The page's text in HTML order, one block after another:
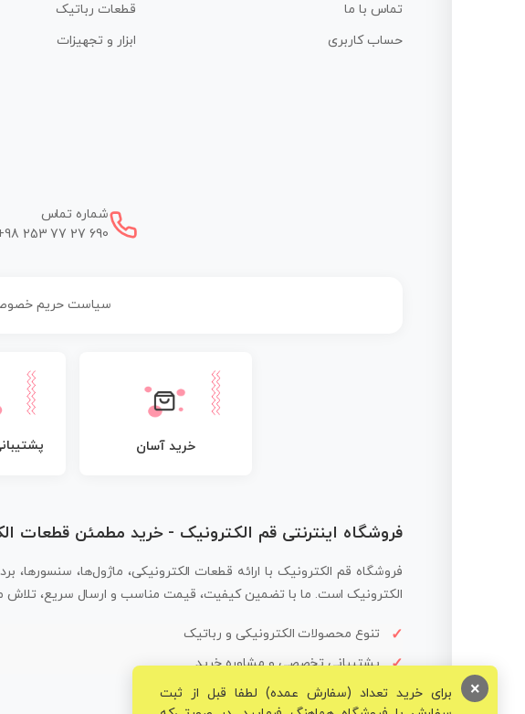
تماس با ما
حساب کاربری
قطعات رباتیک
ابزار و تجهیزات
شماره تماس
253 77 27 690
سیاست حریم
خرید آسان
فروشگاه اینترنتی قم الکترونیک - خرید مطمئن قطعات
فروشگاه قم الکترونیک با ارائه قطعات الکترونیکی، ماژول‌ها،
الکترونیک است. ما با تضمین کیفیت، قیمت مناسب و ارسال سریع، تلاش
تنوع محصولات الکترونیکی و رباتیک
پشتیبانی تخصصی و مشاوره خرید
برای خرید تعداد (سفارش عمده) لطفا قبل از ثبت
×